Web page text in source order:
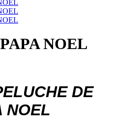
NOEL
DE
NOEL